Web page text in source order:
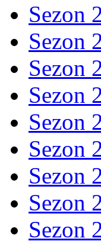
Sezon
Sezon
Sezon
Sezon
Sezon
Sezon
Sezon
Sezon
Sezon